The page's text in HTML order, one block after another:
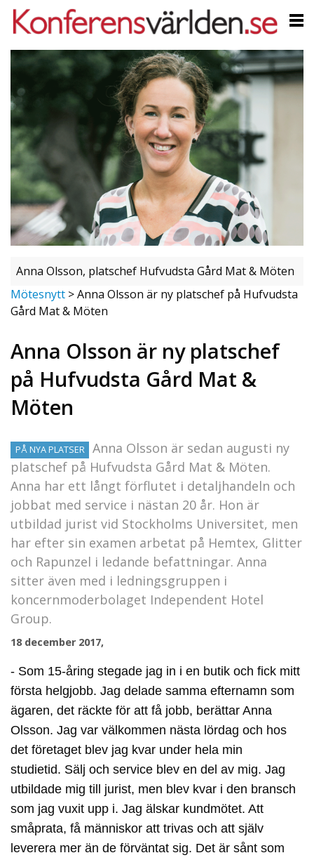
Anna Olsson, platschef Hufvudsta Gård Mat & Möten
Mötesnytt >Anna Olsson är ny platschef på Hufvudsta
Gård Mat & Möten
Anna Olsson är ny platschef
på Hufvudsta Gård Mat &
Möten
PÅ NYA PLATSER
Anna Olsson är sedan augusti ny
platschef på Hufvudsta Gård Mat & Möten.
Anna har ett långt förflutet i detaljhandeln och
jobbat med service i nästan 20 år. Hon är
utbildad jurist vid Stockholms Universitet, men
har efter sin examen arbetat på Hemtex, Glitter
och Rapunzel i ledande befattningar. Anna
sitter även med i ledningsgruppen i
koncernmoderbolaget Independent Hotel
Group.
18 december 2017,
- Som 15-åring stegade jag in i en butik och fick mitt
första helgjobb. Jag delade samma efternamn som
ägaren, det räckte för att få jobb, berättar Anna
Olsson. Jag var välkommen nästa lördag och hos
det företaget blev jag kvar under hela min
studietid. Sälj och service blev en del av mig. Jag
utbildade mig till jurist, men blev kvar i den bransch
som jag vuxit upp i. Jag älskar kundmötet. Att
småprata, få människor att trivas och att själv
leverera mer än de förväntat sig. Det är sånt som